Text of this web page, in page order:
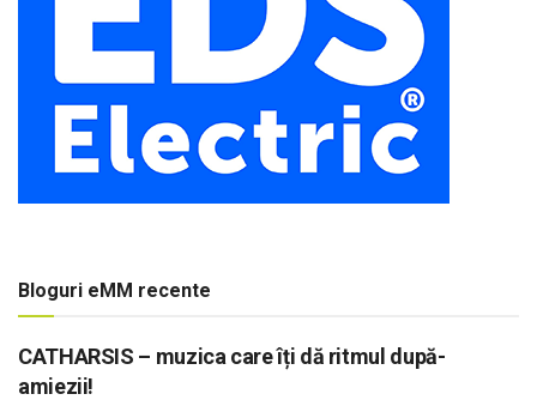
Bloguri eMM recente
CATHARSIS – muzica care îți dă ritmul după-
amiezii!